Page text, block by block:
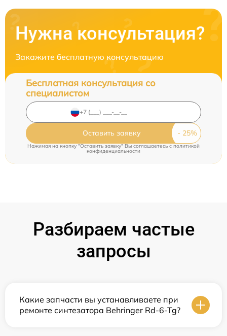
Нужна консультация?
Закажите бесплатную консультацию
Бесплатная консультация со
специалистом
Оставить заявку
Нажимая на кнопку "Оставить заявку" Вы соглашаетесь cполитикой
конфиденциальности
Разбираем частые
запросы
Какие запчасти вы устанавливаете при
ремонте синтезатора Behringer Rd-6-Tg?